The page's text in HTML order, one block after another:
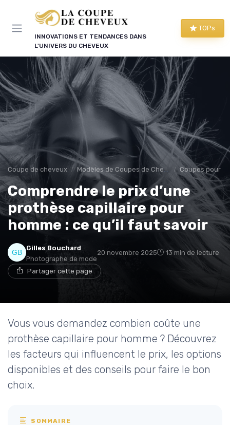
INNOVATIONS ET TENDANCES DANS
L'UNIVERS DU CHEVEUX
TOPs
Coupe de cheveux Modèles de Coupes de Cheveux Coupes pour
Comprendre le prix d’une
prothèse capillaire pour
homme : ce qu’il faut savoir
Gilles Bouchard
Photographe de mode
20 novembre 2025 13 min de lecture
Partager cette page
Vous vous demandez combien coûte une
prothèse capillaire pour homme ? Découvrez
les facteurs qui influencent le prix, les options
disponibles et des conseils pour faire le bon
choix.
SOMMAIRE